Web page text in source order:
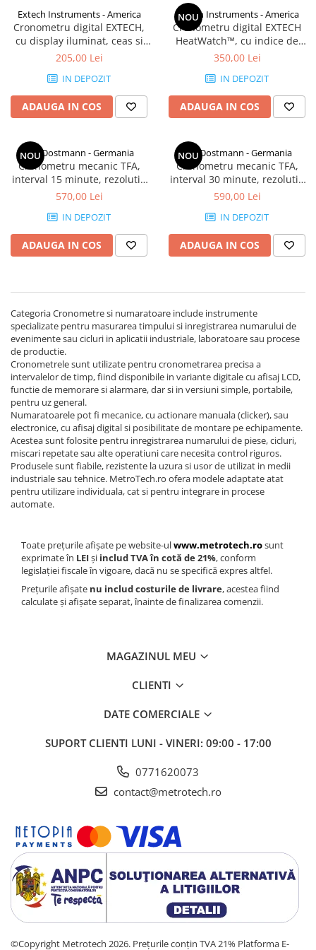
Micrometre speciale
Pasametre
Accesorii micrometre
Ceasuri comparatoare cu levier
Accesorii pentru ceasuri
comparatoare
Extech Instruments - America
Cronometru digital EXTECH,
cu display iluminat, ceas si
alarma
205,00 Lei
IN DEPOZIT
ADAUGA IN COS
NOU
Extech Instruments - America
Cronometru digital EXTECH
HeatWatch™, cu indice de
caldura, umiditate,
350,00 Lei
IN DEPOZIT
ADAUGA IN COS
NOU
TFA Dostmann - Germania
Cronometru mecanic TFA,
interval 15 minute, rezolutie
1/10 secunda, carcasa otel
570,00 Lei
IN DEPOZIT
ADAUGA IN COS
NOU
TFA Dostmann - Germania
Cronometru mecanic TFA,
interval 30 minute, rezolutie
1/5 secunda, functie Time-out
590,00 Lei
IN DEPOZIT
ADAUGA IN COS
Categoria Cronometre si numaratoare include instrumente
specializate pentru masurarea timpului si inregistrarea numarului de
evenimente sau cicluri in aplicatii industriale, laboratoare sau procese
de productie.
Cronometrele sunt utilizate pentru cronometrarea precisa a
intervalelor de timp, fiind disponibile in variante digitale cu afisaj LCD,
functie de memorare si alarmare, dar si in versiuni simple, portabile,
pentru uz general.
Numaratoarele pot fi mecanice, cu actionare manuala (clicker), sau
electronice, cu afisaj digital si posibilitate de montare pe echipamente.
Acestea sunt folosite pentru inregistrarea numarului de piese, cicluri,
miscari repetate sau alte operatiuni care necesita control riguros.
Produsele sunt fiabile, rezistente la uzura si usor de utilizat in medii
industriale sau tehnice. MetroTech.ro ofera modele adaptate atat
pentru utilizare individuala, cat si pentru integrare in procese
automate.
Toate prețurile afișate pe website-ulwww.metrotech.rosunt
exprimate în LEIși includ TVA în cotă de 21%, conform
legislației fiscale în vigoare, dacă nu se specifică expres altfel.
Prețurile afișate nu includ costurile de livrare, acestea fiind
calculate și afișate separat, înainte de finalizarea comenzii.
MAGAZINUL MEU
CLIENTI
DATE COMERCIALE
SUPORT CLIENTI LUNI - VINERI: 09:00 - 17:00
0771620073
contact@metrotech.ro
©Copyright Metrotech 2026. Prețurile conțin TVA 21% Platforma E-